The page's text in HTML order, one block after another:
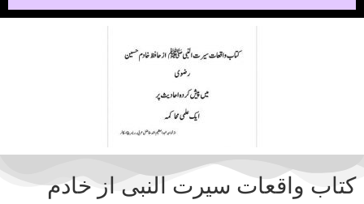
کتاب واقعات سیرت النبی از خادم